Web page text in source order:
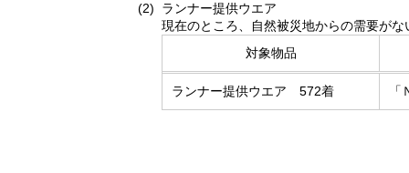
ランナー提供ウエア
現在のところ、自然被災地からの需要が
対象物品
ランナー提供ウエア 572着